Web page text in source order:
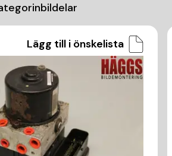
bildelar
Lägg till i önskelista